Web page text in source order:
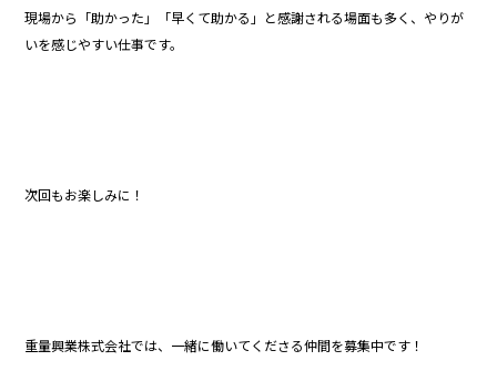
現場から「助かった」「早くて助かる」と感謝される場面も多く、やりが
いを感じやすい仕事です。
次回もお楽しみに！
重量興業株式会社では、一緒に働いてくださる仲間を募集中です！